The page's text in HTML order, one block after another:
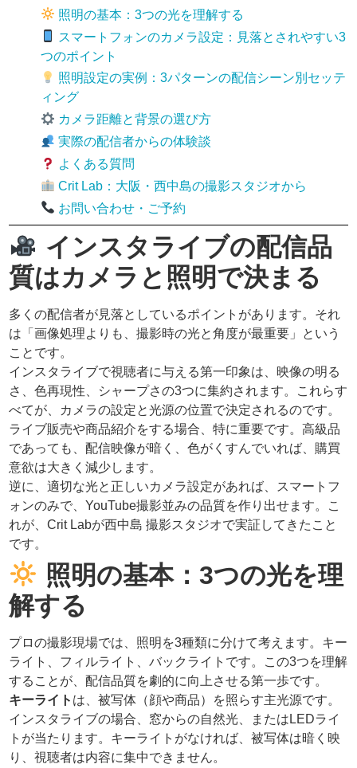
照明の基本：3つの光を理解する
スマートフォンのカメラ設定：見落とされやすい3
つのポイント
照明設定の実例：3パターンの配信シーン別セッテ
ィング
カメラ距離と背景の選び方
実際の配信者からの体験談
よくある質問
Crit Lab：大阪・西中島の撮影スタジオから
お問い合わせ・ご予約
インスタライブの配信品
質はカメラと照明で決まる
多くの配信者が見落としているポイントがあります。それ
は「画像処理よりも、撮影時の光と角度が最重要」という
ことです。
インスタライブで視聴者に与える第一印象は、映像の明る
さ、色再現性、シャープさの3つに集約されます。これらす
べてが、カメラの設定と光源の位置で決定されるのです。
ライブ販売や商品紹介をする場合、特に重要です。高級品
であっても、配信映像が暗く、色がくすんでいれば、購買
意欲は大きく減少します。
逆に、適切な光と正しいカメラ設定があれば、スマートフ
ォンのみで、YouTube撮影並みの品質を作り出せます。こ
れが、Crit Labが西中島 撮影スタジオで実証してきたこと
です。
照明の基本：3つの光を理
解する
プロの撮影現場では、照明を3種類に分けて考えます。キー
ライト、フィルライト、バックライトです。この3つを理解
することが、配信品質を劇的に向上させる第一歩です。
キーライト は、被写体（顔や商品）を照らす主光源です。
インスタライブの場合、窓からの自然光、またはLEDライ
トが当たります。キーライトがなければ、被写体は暗く映
り、視聴者は内容に集中できません。